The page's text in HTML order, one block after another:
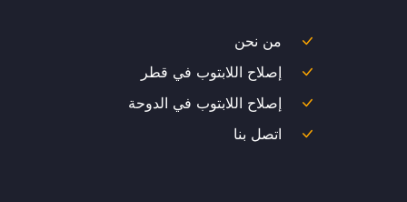
من نحن
إصلاح اللابتوب في قطر
إصلاح اللابتوب في الدوحة
اتصل بنا